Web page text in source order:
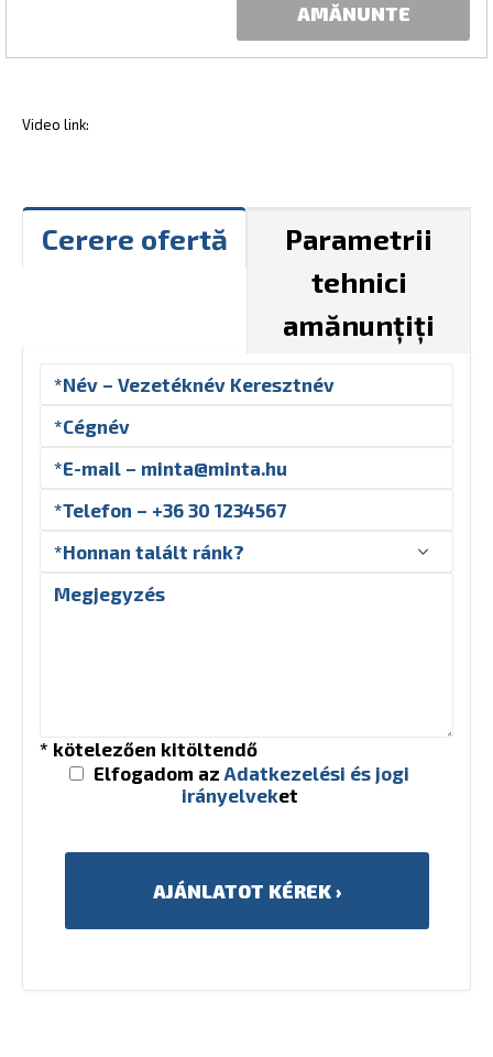
AMĂNUNTE
Video link:
Cerere ofertă
Parametrii
tehnici
amănunțiți
* kötelezően kitöltendő
Elfogadom az Adatkezelési és jogi
irányelveket